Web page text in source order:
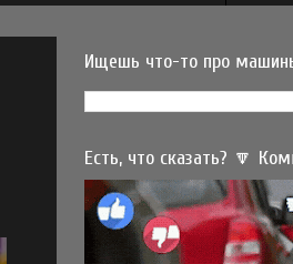
Ищешь что-то про
Есть, что сказать? 🔽